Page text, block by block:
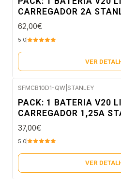
CARREGADOR 2A
62,00€
5.0
VER
SFMCB10D1-QW STANLEY
PACK: 1 BATERIA V20
CARREGADOR 1,25A
37,00€
5.0
VER